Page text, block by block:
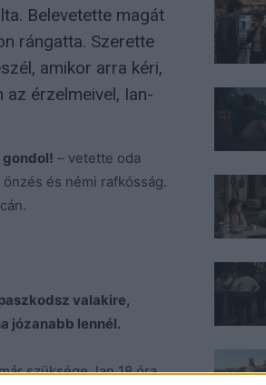
Belevetette magát
rángatta. Szerette
amikor arra kéri,
érzelmeivel, Ian-
gondol! – vetette oda
és némi rafkósság.
valakire,
józanabb lennél.
szüksége. Ian 18 óra